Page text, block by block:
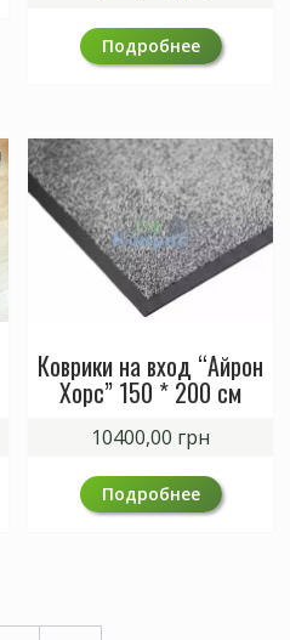
2500,00
2100,00
Подробнее
Коврики на вход “Айрон
Хорс” 150 * 200 см
10400,00 грн
Подробнее